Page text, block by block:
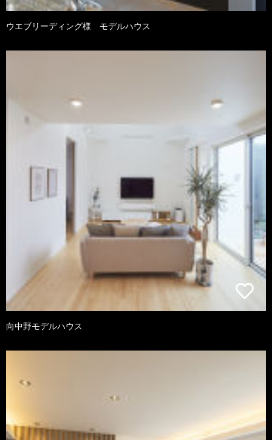
ウエブリーディング様 モデルハウス
向中野モデルハウス